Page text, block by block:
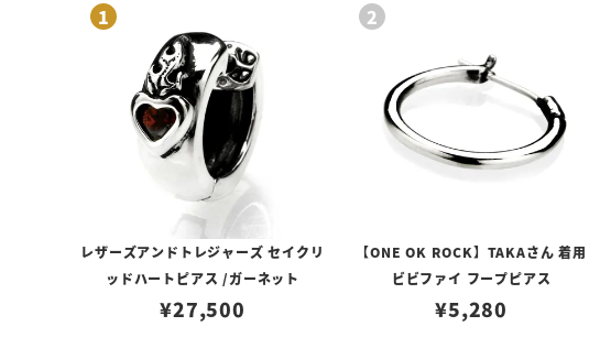
レザーズアンドトレジャーズ セイクリ
ッドハートピアス /ガーネット
¥27,500
【ONE OK ROCK】TAKAさん 着用
ビビファイ フープピアス
¥5,280